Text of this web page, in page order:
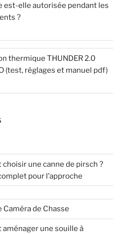
est-elle autorisée pendant les
?
thermique THUNDER 2.0
(test, réglages et manuel pdf)
choisir une canne de pirsch ?
pour l’approche
de Chasse
aménager une souille à